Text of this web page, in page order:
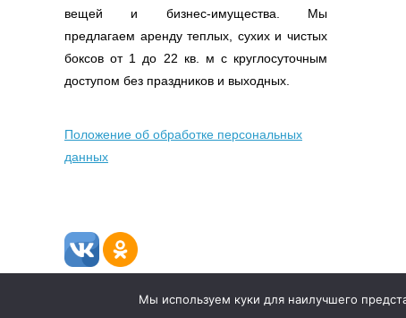
вещей и бизнес-имущества. Мы
предлагаем аренду теплых, сухих и чистых
боксов от 1 до 22 кв. м с круглосуточным
доступом без праздников и выходных.
Положение об обработке персональных
данных
возможно только с разрешения правообладателя.
Мы используем куки для наилучшего